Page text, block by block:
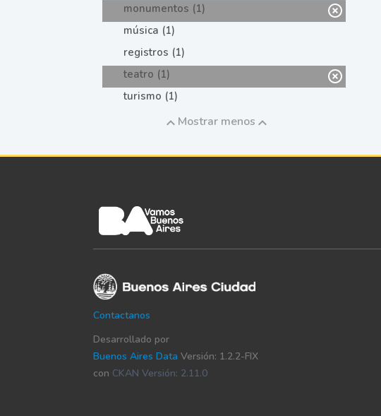
monumentos (1)
música (1)
registros (1)
teatro (1)
turismo (1)
Mostrar menos
Contactanos
Desarrollado por
Buenos Aires Data Versión: 1.2.2-FIX
con CKAN Versión: 2.11.0